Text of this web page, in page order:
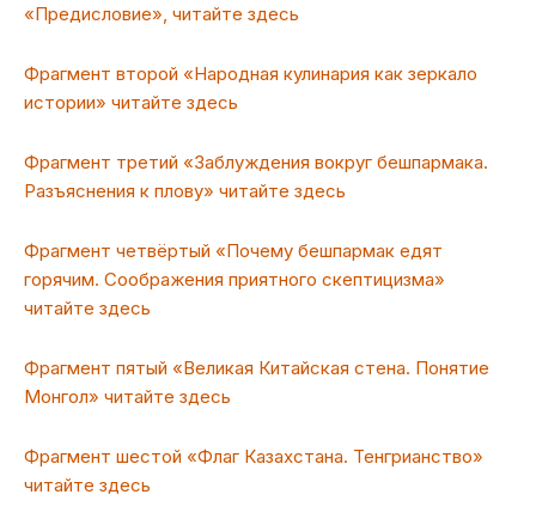
«Предисловие», читайте здесь
Фрагмент второй «Народная кулинария как зеркало
истории» читайте здесь
Фрагмент третий «Заблуждения вокруг бешпармака.
Разъяснения к плову» читайте здесь
Фрагмент четвёртый «Почему бешпармак едят
горячим. Соображения приятного скептицизма»
читайте здесь
Фрагмент пятый «Великая Китайская стена. Понятие
Монгол» читайте здесь
Фрагмент шестой «Флаг Казахстана. Тенгрианство»
читайте здесь